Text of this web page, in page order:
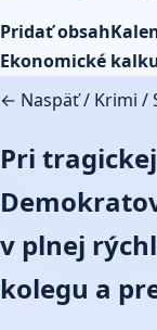
Pridať obsah
Ekonomické
← Naspäť/ Krimi /
Pri
v plnej
kolegu a